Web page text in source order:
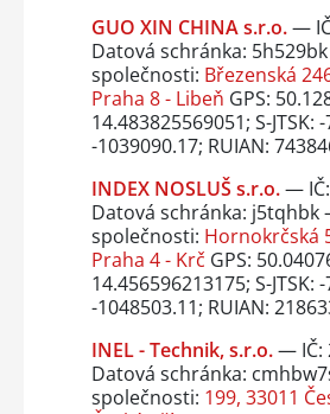
GUO XIN CHINA s.r.o.—
Datová schránka:
společnosti: Březenská
Praha 8 - Libeň GPS:
14.483825569051; S-JTSK:
-1039090.17; RUIAN:
INDEX NOSLUŠ s.r.o.—
Datová schránka: j5tqhbk
společnosti: Hornokrčská
Praha 4 - Krč GPS:
14.456596213175; S-JTSK:
-1048503.11; RUIAN:
INEL - Technik, s.r.o.— IČ:
Datová schránka:
společnosti: 199, 33011